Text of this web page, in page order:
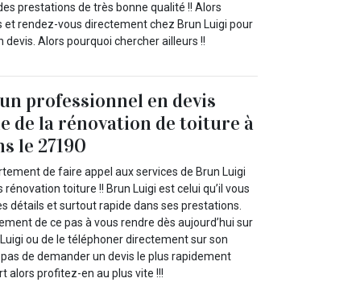
prestations de très bonne qualité !! Alors
et rendez-vous directement chez Brun Luigi pour
Alors pourquoi chercher ailleurs !!
professionnel en devis
de la rénovation de toiture à
le 27190
de faire appel aux services de Brun Luigi
toiture !! Brun Luigi est celui qu’il vous
détails et surtout rapide dans ses prestations.
de ce pas à vous rendre dès aujourd’hui sur
ou de le téléphoner directement sur son
de demander un devis le plus rapidement
alors profitez-en au plus vite !!!